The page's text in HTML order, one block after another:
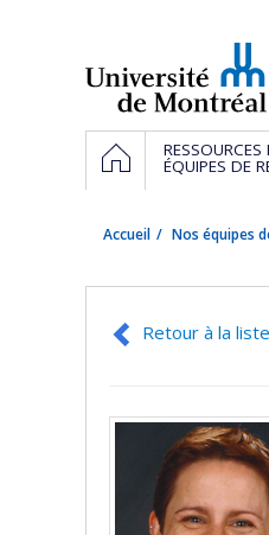
Navigation
principale
ACCUEILRESSOURCES
ÉQUIPES DE
Accueil Nos équipes
Retour à la